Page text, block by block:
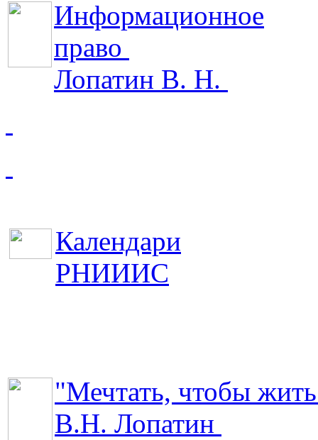
Информационное
право
Лопатин В. Н.
Календари
РНИИИС
"Мечтать, чтобы
В.Н. Лопатин